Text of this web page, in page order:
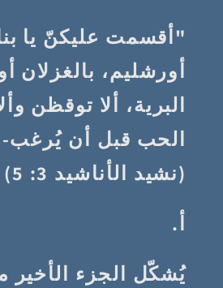
"أقسمت عليكنّ يا
أورشليم، بالغزلان
البرية، ألا توقظن
الحب قبل أن يُرغب-
(نشيد الأناشيد 3: 5)
أ.
يُشكّل الجزء الأخير